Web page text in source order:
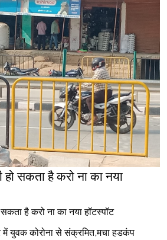
हो सकता है करो ना का नया
है करो ना का नया हॉटस्पॉट
में युवक कोरोना से संक्रमित,मचा हडकंप